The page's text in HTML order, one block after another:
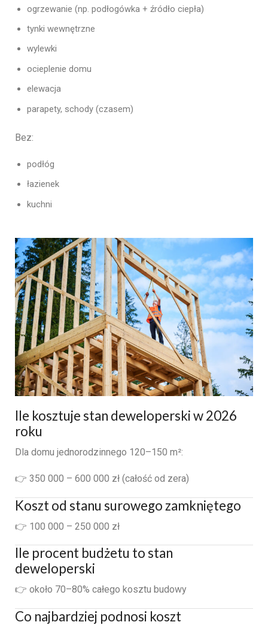
ogrzewanie (np. podłogówka + źródło ciepła)
tynki wewnętrzne
wylewki
ocieplenie domu
elewacja
parapety, schody (czasem)
Bez:
podłóg
łazienek
kuchni
Ile kosztuje stan deweloperski w 2026
roku
Dla domu jednorodzinnego 120–150 m²:
👉 350 000 – 600 000 zł (całość od zera)
Koszt od stanu surowego zamkniętego
👉 100 000 – 250 000 zł
Ile procent budżetu to stan
deweloperski
👉 około 70–80% całego kosztu budowy
Co najbardziej podnosi koszt